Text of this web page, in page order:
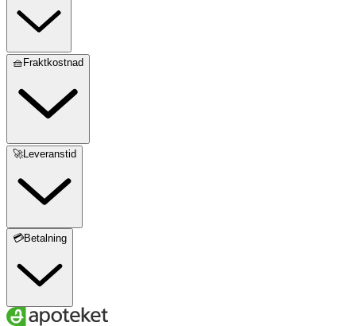
🧺Fraktkostnad
🚀Leveranstid
💳Betalning